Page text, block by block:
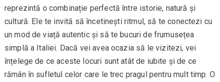
reprezintă o combinație perfectă între istorie, natură și
cultură. Ele te invită să încetinești ritmul, să te conectezi cu
un mod de viață autentic și să te bucuri de frumusețea
simplă a Italiei. Dacă vei avea ocazia să le vizitezi, vei
înțelege de ce aceste locuri sunt atât de iubite și de ce
rămân în sufletul celor care le trec pragul pentru mult timp. O